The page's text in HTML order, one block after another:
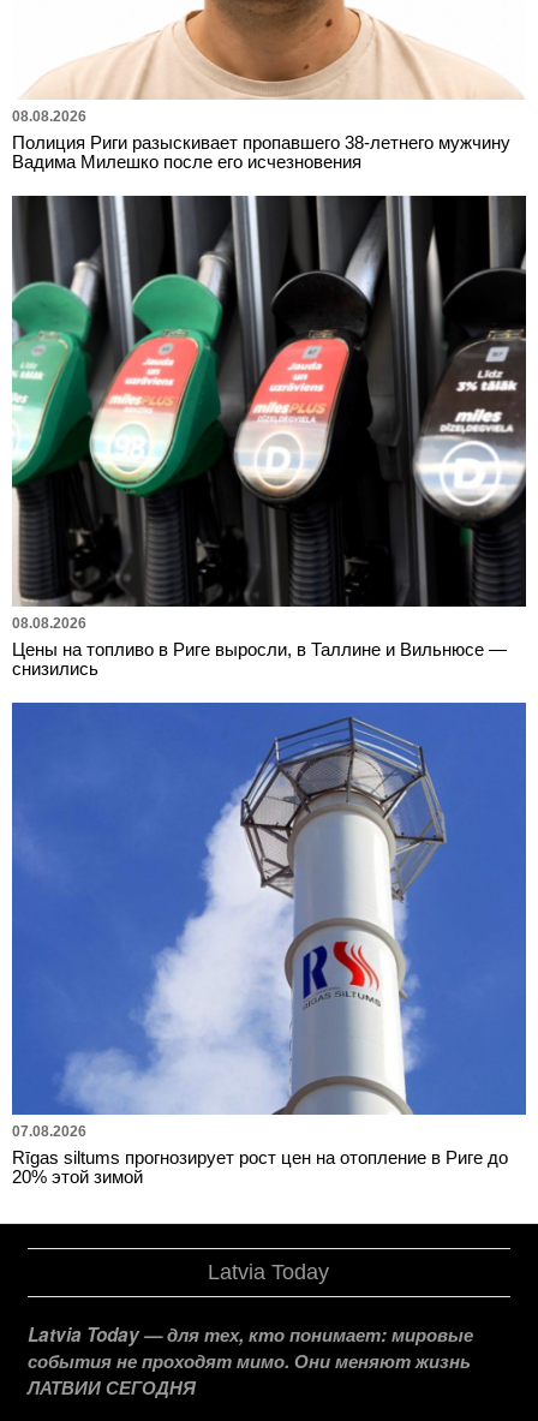
08.08.2026
Полиция Риги разыскивает пропавшего 38-летнего мужчину
Вадима Милешко после его исчезновения
08.08.2026
Цены на топливо в Риге выросли, в Таллине и Вильнюсе —
снизились
07.08.2026
Rīgas siltums прогнозирует рост цен на отопление в Риге до
20% этой зимой
Latvia Today
Latvia Today — для тех, кто понимает: мировые
события не проходят мимо. Они меняют жизнь
ЛАТВИИ СЕГОДНЯ